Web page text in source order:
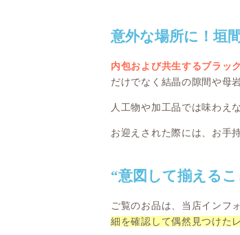
意外な場所に！垣
内包および共生するブラッ
だけでなく結晶の隙間や母
人工物や加工品では味わえな
お迎えされた際には、お手
“意図して揃える
ご覧のお品は、当店インフ
細を確認して偶然見つけた